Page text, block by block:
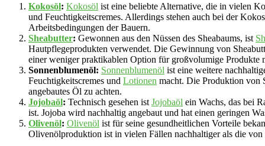
Kokosöl: Kokosöl ist eine beliebte Alternative, die in vielen
und Feuchtigkeitscremes. Allerdings stehen auch bei der
Arbeitsbedingungen der Bauern.
Sheabutter: Gewonnen aus den Nüssen des Sheabaums, ist
Hautpflegeprodukten verwendet. Die Gewinnung von
einer weniger praktikablen Option für großvolumige Produkte
Sonnenblumenöl: Sonnenblumenöl ist eine weitere
Feuchtigkeitscremes und Lotionen macht. Die Produktion von
angebautes Öl zu achten.
Jojobaöl: Technisch gesehen ist Jojobaöl ein Wachs, das bei
ist. Jojoba wird nachhaltig angebaut und hat einen geringen
Olivenöl: Olivenöl ist für seine gesundheitlichen Vorteile
Olivenölproduktion ist in vielen Fällen nachhaltiger als die